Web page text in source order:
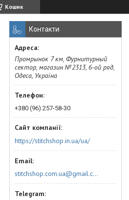
Кошик
Контакти
Промрынок 7 км, Фурнитурный
сектор, магазин №2313, 6-ой ряд,
Одеса, Україна
+380 (96) 257-58-30
https://stitchshop.in.ua/ua/
stitchshop.com.ua@gmail.com